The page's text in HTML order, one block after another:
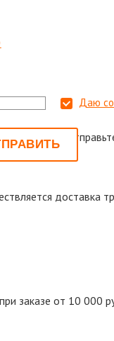
Даю
Или
доставка
заказе от 10 000